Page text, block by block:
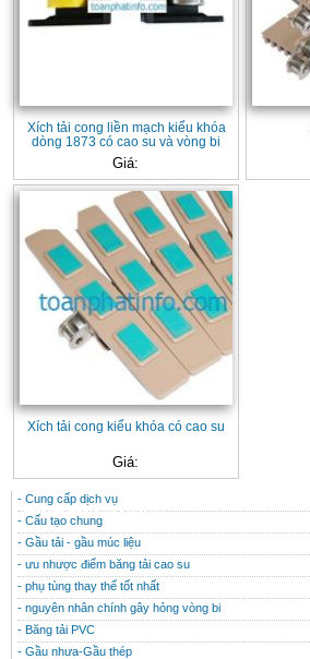
Xích tải cong liền mạch kiểu khóa
dòng 1873 có cao su và vòng bi
Giá:
Xích tải cong kiểu khóa có cao su
Giá:
CONTACT
THÔNG TIN HỮU ÍCH
- Cung cấp dịch vụ
- Cấu tạo chung
- Gầu tải - gầu múc liệu
- ưu nhược điểm băng tải cao su
- phụ tùng thay thế tốt nhất
- nguyên nhân chính gây hỏng vòng bi
- Băng tải PVC
- Gầu nhưa-Gầu thép